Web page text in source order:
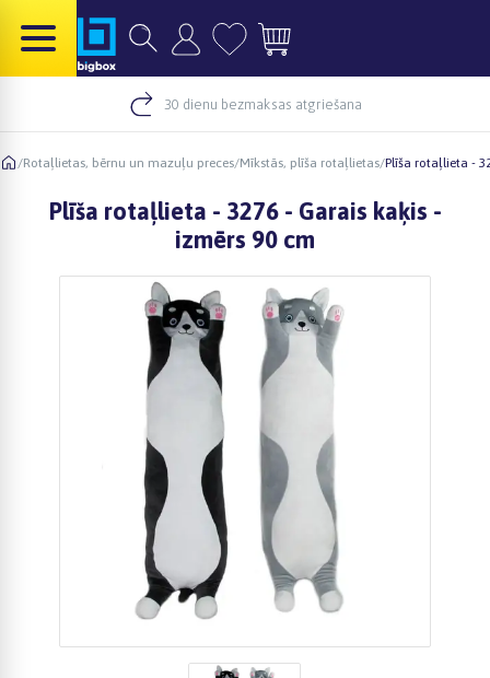
30 dienu bezmaksas atgriešana
/Rotaļlietas, bērnu un mazuļu preces/Mīkstās, plīša rotaļlietas/Plīša rotaļlieta -
Plīša rotaļlieta - 3276 - Garais kaķis -
izmērs 90 cm